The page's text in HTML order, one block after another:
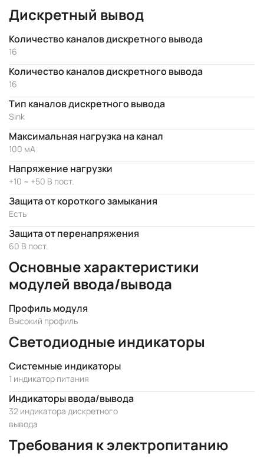
Дискретный вывод
Количество каналов дискретного вывода
16
Количество каналов дискретного вывода
16
Тип каналов дискретного вывода
Sink
Максимальная нагрузка на канал
100 мА
Напряжение нагрузки
+10 ~ +50 В пост.
Защита от короткого замыкания
Есть
Защита от перенапряжения
60 В пост.
Основные характеристики
модулей ввода/вывода
Профиль модуля
Высокий профиль
Светодиодные индикаторы
Системные индикаторы
1 индикатор питания
Индикаторы ввода/вывода
32 индикатора дискретного
вывода
Требования к электропитанию